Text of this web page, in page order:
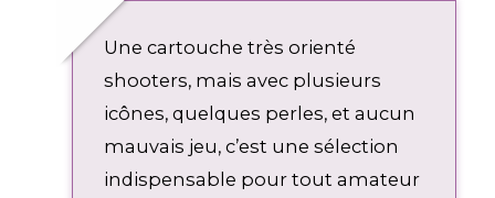
Une cartouche très orienté
shooters, mais avec plusieurs
icônes, quelques perles, et aucun
mauvais jeu, c’est une sélection
indispensable pour tout amateur